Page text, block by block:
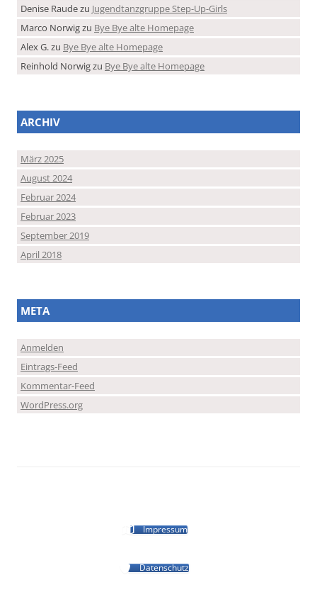
Denise Raudezu Jugendtanzgruppe Step-Up-Girls
Marco Norwigzu Bye Bye alte Homepage
Alex G.zu Bye Bye alte Homepage
Reinhold Norwigzu Bye Bye alte Homepage
ARCHIV
März 2025
August 2024
Februar 2024
Februar 2023
September 2019
April 2018
META
Anmelden
Eintrags-Feed
Kommentar-Feed
WordPress.org
Impressum
Datenschutz